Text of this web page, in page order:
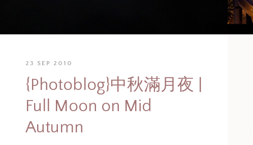
23 SEP 2010
{Photoblog}中秋滿月夜 |
Full Moon on Mid
Autumn